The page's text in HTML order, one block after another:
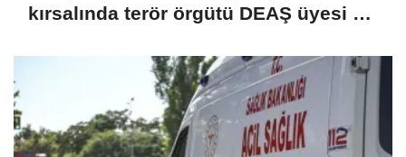
kırsalında terör örgütü DEAŞ üyesi 2